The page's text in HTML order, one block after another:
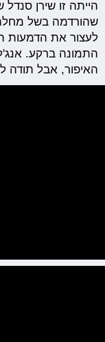
הייתה זו שירן
שהורדמה בשל
לעצור את הדמעות
התמונה ברקע.
האיפור, אבל תודה